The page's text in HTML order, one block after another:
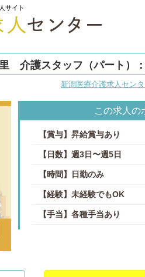
サイト
介護スタッフ（パート）
新潟医療介護求人セン
この求人の
【賞与】昇給賞与あり
【日数】週3日〜週5日
【時間】日勤のみ
【経験】未経験でもOK
【手当】各種手当あり